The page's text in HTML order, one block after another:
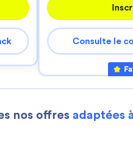
Consulte le
nos offres adaptées